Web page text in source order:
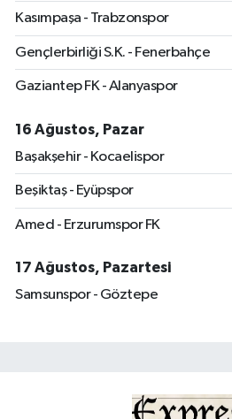
Kasımpaşa - Trabzonspor
Gençlerbirliği S.K. - Fenerbahçe
Gaziantep FK - Alanyaspor
16 Ağustos, Pazar
Başakşehir - Kocaelispor
Beşiktaş - Eyüpspor
Amed - Erzurumspor FK
17 Ağustos, Pazartesi
Samsunspor - Göztepe